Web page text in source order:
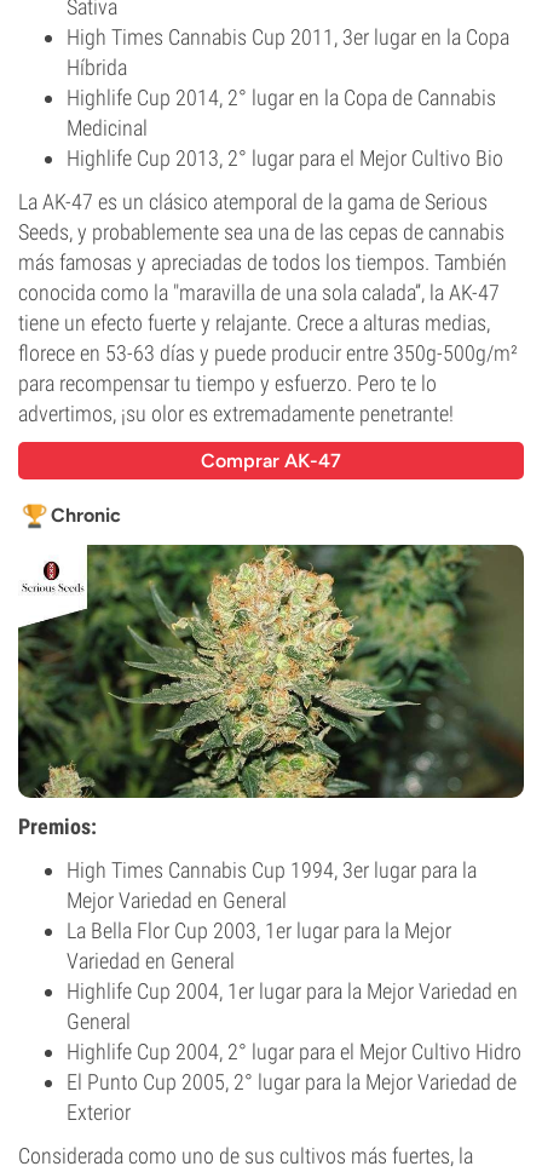
Sativa
High Times Cannabis Cup 2011, 3er lugar en la Copa
Híbrida
Highlife Cup 2014, 2° lugar en la Copa de Cannabis
Medicinal
Highlife Cup 2013, 2° lugar para el Mejor Cultivo Bio
La AK-47 es un clásico atemporal de la gama de Serious
Seeds, y probablemente sea una de las cepas de cannabis
más famosas y apreciadas de todos los tiempos. También
conocida como la "maravilla de una sola calada”, la AK-47
tiene un efecto fuerte y relajante. Crece a alturas medias,
florece en 53-63 días y puede producir entre 350g-500g/m²
para recompensar tu tiempo y esfuerzo. Pero te lo
advertimos, ¡su olor es extremadamente penetrante!
Comprar AK-47
Chronic
Premios:
High Times Cannabis Cup 1994, 3er lugar para la
Mejor Variedad en General
La Bella Flor Cup 2003, 1er lugar para la Mejor
Variedad en General
Highlife Cup 2004, 1er lugar para la Mejor Variedad en
General
Highlife Cup 2004, 2° lugar para el Mejor Cultivo Hidro
El Punto Cup 2005, 2° lugar para la Mejor Variedad de
Exterior
Considerada como uno de sus cultivos más fuertes, la